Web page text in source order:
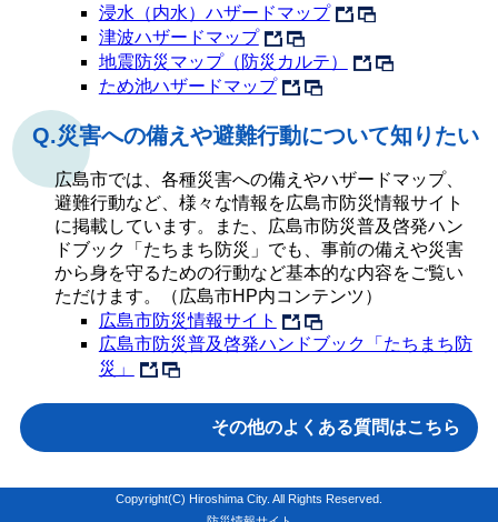
浸水（内水）ハザードマップ
津波ハザードマップ
地震防災マップ（防災カルテ）
ため池ハザードマップ
Q.災害への備えや避難行動について知りたい
広島市では、各種災害への備えやハザードマップ、
避難行動など、様々な情報を広島市防災情報サイト
に掲載しています。また、広島市防災普及啓発ハン
ドブック「たちまち防災」でも、事前の備えや災害
から身を守るための行動など基本的な内容をご覧い
ただけます。（広島市HP内コンテンツ）
広島市防災情報サイト
広島市防災普及啓発ハンドブック「たちまち防
災」
その他のよくある質問はこちら
Copyright(C) Hiroshima City. All Rights Reserved.